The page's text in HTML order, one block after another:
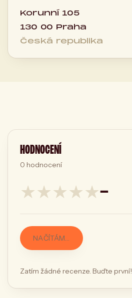
Korunní 105
130 00 Praha
Česká republika
HODNOCENÍ
0 hodnocení
★★★★★—
NAČÍTÁM…
Zatím žádné recenze. Buďte první!